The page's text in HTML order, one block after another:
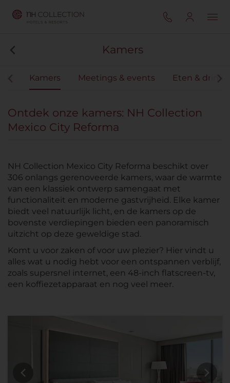
Kamers
Kamers Meetings & events Eten &
Ontdek onze kamers: NH Collection
Mexico City Reforma
NH Collection Mexico City Reforma beschikt over
306 onlangs gerenoveerde kamers, waar de warmte
van een klassiek ontwerp samengaat met
functionaliteit en moderne gastvrijheid. Elke kamer
biedt veel natuurlijk licht, en de kamers op de
bovenste verdiepingen bieden een panoramisch
uitzicht op deze geweldige stad.
Komt u voor zaken of voor uw plezier? Hier vindt u
alles wat u nodig hebt voor een ontspannen verblijf,
zoals supersnel internet, een 48-inch flatscreen-tv,
een koffiezetapparaat en nog veel meer.